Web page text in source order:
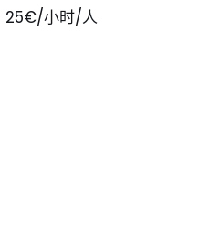
25€/小时/人